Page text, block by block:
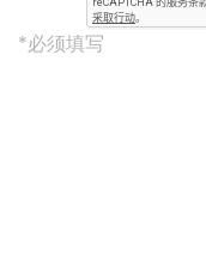
*必须填写